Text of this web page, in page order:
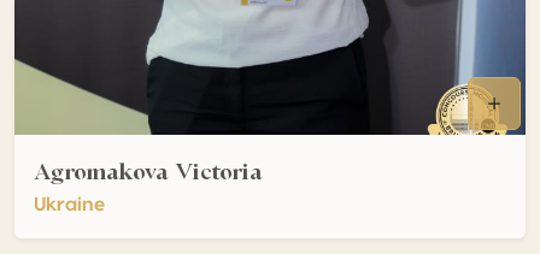
Agromakova Victoria
Ukraine